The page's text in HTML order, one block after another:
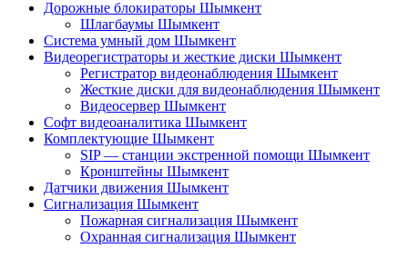
Дорожные блокираторы Шымкент
Шлагбаумы Шымкент
Система умный дом Шымкент
Видеорегистраторы и жесткие диски Шымкент
Регистратор видеонаблюдения Шымкент
Жесткие диски для видеонаблюдения Шымкент
Видеосервер Шымкент
Софт видеоаналитика Шымкент
Комплектующие Шымкент
SIP — станции экстренной помощи Шымкент
Кронштейны Шымкент
Датчики движения Шымкент
Сигнализация Шымкент
Пожарная сигнализация Шымкент
Охранная сигнализация Шымкент